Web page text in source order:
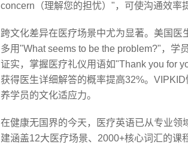
concern（理解您的担忧）"，可使沟通效率
跨文化差异在医疗场景中尤为显著。美国
多用"What seems to be the problem?"，学
证实，掌握医疗礼仪用语如"Thank you for
获得医生详细解答的概率提高32%。
养学员的文化适应力。
在健康无国界的今天，医疗英语已从专业
建涵盖12大医疗场景、2000+核心词汇的课